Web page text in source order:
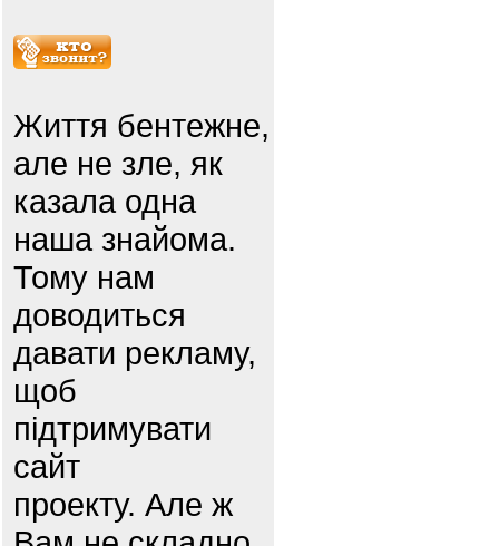
Життя бентежне,
але не зле, як
казала одна
наша знайома.
Тому нам
доводиться
давати рекламу,
щоб
підтримувати
сайт
проекту. Але ж